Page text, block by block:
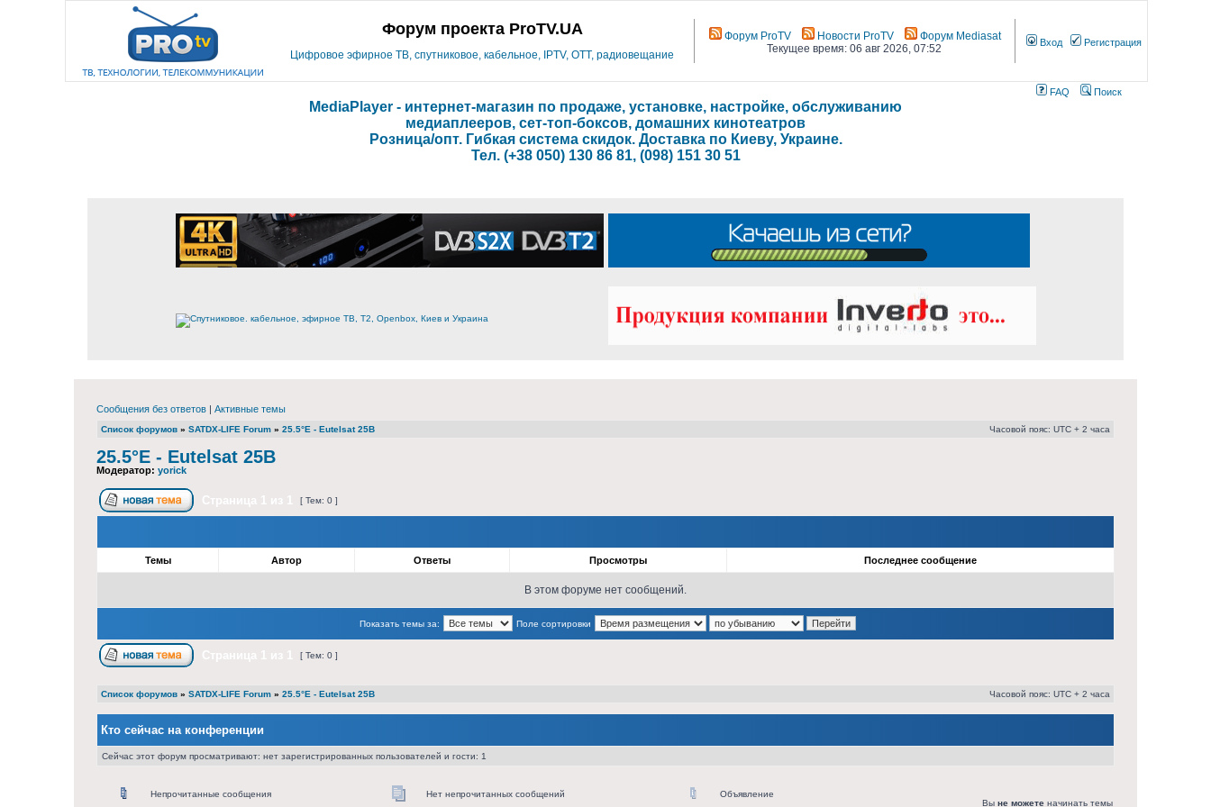
Форум проекта ProTV.UA
Цифровое эфирное ТВ, спутниковое, кабельное, IPTV, OTT, радиовещание
Форум ProTV Новости ProTV
Форум Mediasat
Текущее время: 06 авг 2026, 07:52
Вход Регистрация
FAQ Поиск
MediaPlayer - интернет-магазин по продаже, установке, настройке, обслуживанию
медиаплееров, сет-топ-боксов, домашних кинотеатров
Розница/опт. Гибкая система скидок. Доставка по Киеву, Украине.
Тел. (+38 050) 130 86 81, (098) 151 30 51
Сообщения без ответов | Активные темы
Список форумов » SATDX-LIFE Forum » 25.5°E - Eutelsat 25B Часовой пояс: UTC + 2 часа
25.5°E - Eutelsat 25B
Модератор: yorick
[ Тем: 0 ]
Темы Автор Ответы Просмотры Последнее сообщение
В этом форуме нет сообщений.
Показать темы за: Поле сортировки
[ Тем: 0 ]
Список форумов » SATDX-LIFE Forum » 25.5°E - Eutelsat 25B Часовой пояс: UTC + 2 часа
Кто сейчас на конференции
Сейчас этот форум просматривают: нет зарегистрированных пользователей и гости: 1
Непрочитанные сообщения Нет непрочитанных сообщений
Объявление
Вы не можете начинать темы